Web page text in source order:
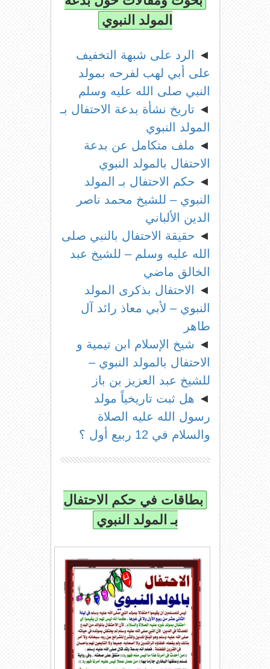
المولد النبوي
◄
الرد على شبهة التخفيف
على أبي لهب لفرحه بمولد
النبي صلى الله عليه وسلم
◄ تاريخ نشأة بدعة الاحتفال بـ
المولد النبوي
◄ ملف متكامل عن بدعة
الاحتفال بالمولد النبوي
◄ حكم الاحتفال بـ المولد
النبوي – للشيخ محمد ناصر
الدين الألباني
◄ حقيقة الاحتفال بالنبي صلى
الله عليه وسلم – للشيخ عبد
الخالق ماضي
◄
الاحتفال بذكرى المولد
النبوي – لأبي معاذ رائد آل
طاهر
◄ شيخ الإسلام ابن تيمية و
الاحتفال بالمولد النبوي –
للشيخ عبد العزيز بن باز
◄ هل ثبت تاريخياً مولد
رسول الله عليه الصلاة
والسلام في 12 ربيع أول ؟
بطاقات في حكم الاحتفال
بـ المولد النبوي